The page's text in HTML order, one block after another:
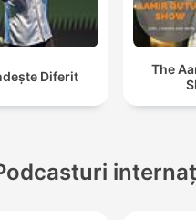
Diferit
The